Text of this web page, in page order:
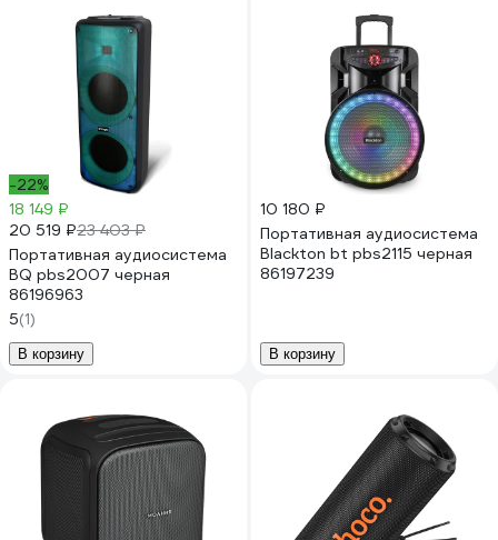
-22%
18 149 ₽
20 519 ₽23 403 ₽
Портативная аудиосистема
BQ pbs2007 черная
86196963
5(1)
В корзину
10 180 ₽
Портативная аудиосистема
Blackton bt pbs2115 черная
86197239
В корзину